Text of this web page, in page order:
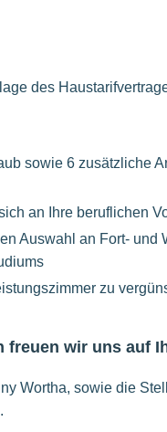
des
sowie 6 zusätzliche
an Ihre beruflichen
Auswahl an Fort- und
zu
freuen wir uns auf
Wortha, sowie die